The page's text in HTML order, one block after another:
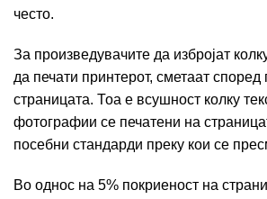
често.
За произведувачите да избројат
да печати принтерот, сметаат според
страницата. Тоа е всушност колку
фотографии се печатени на
посебни стандарди преку кои се
Во однос на 5% покриеност на